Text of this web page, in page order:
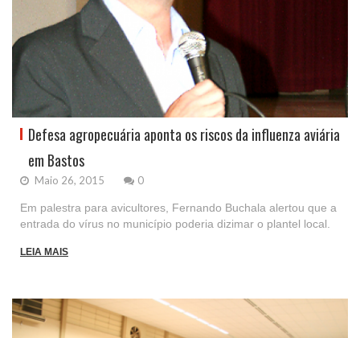
Defesa agropecuária aponta os riscos da influenza aviária
em Bastos
Maio 26, 2015 0
Em palestra para avicultores, Fernando Buchala alertou que a
entrada do vírus no município poderia dizimar o plantel local.
LEIA MAIS